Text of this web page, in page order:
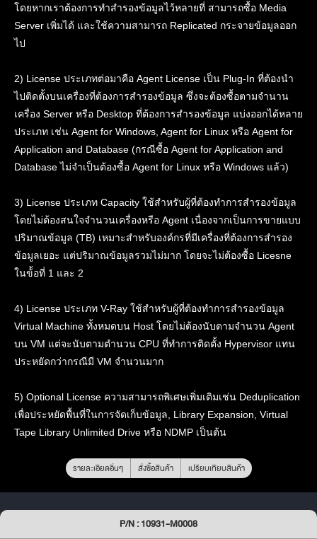
โดยหากเราต้องการทำสำรองข้อมูลไว้หลายที่ สามารถซื้อ Media
Server เพิ่มได้ และใช้ความสามารถ Replicated กระจายข้อมูลออก
ไป
2) License ประเภทต่อมาคือ Agent License เป็น Plug-In ที่ต้องนำ
ไปติดตั้งบนเครื่องที่ต้องการสำรองข้อมูล ซึ่งจะต้องซื้อตามจำนาน
เครื่อง Server หรือ Desktop ที่ต้องการสำรองข้อมูล แบ่งออกได้หลาย
ประเภท เช่น Agent for Windows, Agent for Linux หรือ Agent for
Application and Database (กรณีซื้อ Agent for Application and
Database ไม่จำเป็นต้องซื้อ Agent for Linux หรือ Windows แล้ว)
3) License ประเภท Capacity ใช้สำหรับผู้ที่ต้องทำการสำรองข้อมูล
โดยไม่ต้องสนใจจำนวนเครื่องหรือ Agent เนื่องจากเป็นการขายแบบ
ปริมาณข้อมูล (TB) เหมาะสำหรับองค์กรที่มีเครื่องที่ต้องการสำรอง
ข้อมูลเยอะ แต่ปริมาณข้อมูลรวมไม่มาก โดยจะไม่ต้องซื้อ Licesne
ในข้้อที่ 1 และ 2
4) License ประเภท V-Ray ใช้สำหรับผู้ที่ต้องทำการสำรองข้อมูล
Virtual Machine ทั้งหมดบน Host โดยไม่ต้องนับตามจำนวน Agent
บน VM แต่จะนับตามตำนวน CPU ที่ทำการติดตั้ง Hypervisor แทน
ประหยัดกว่ากรณีมี VM จำนวนมาก
5) Optional License ความสามารถพิเศษเพิ่มเติมเช่น Deduplication
เพื่อประหยัดพื้นที่ในการจัดเก็บข้อมูล, Library Expansion, Virtual
Tape Library Unlimited Drive หรือ NDMP เป็นต้น
รายละเอียดอื่นๆ สั่งซื้อสินค้า เปรียบเทียบสินค้า
P/N : 10931-M0008